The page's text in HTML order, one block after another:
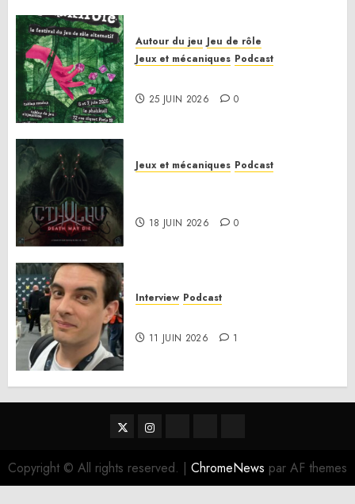
Autour du jeu Jeu de rôle
Jeux et mécaniques Podcast
25 JUIN 2026 0
Jeux et mécaniques Podcast
18 JUIN 2026 0
Interview Podcast
11 JUIN 2026 1
TwitterInstagram
Copyright © All rights reserved. | ChromeNews par AF themes